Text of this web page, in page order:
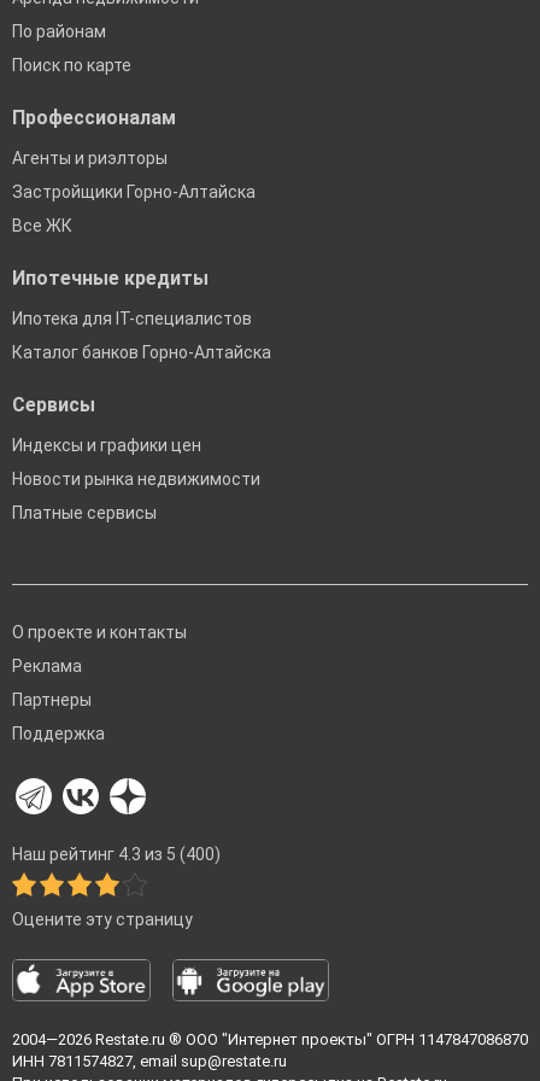
По районам
Поиск по карте
Профессионалам
Агенты и риэлторы
Застройщики Горно-Алтайска
Все ЖК
Ипотечные кредиты
Ипотека для IT-специалистов
Каталог банков Горно-Алтайска
Сервисы
Индексы и графики цен
Новости рынка недвижимости
Платные сервисы
О проекте и контакты
Реклама
Партнеры
Поддержка
Наш рейтинг 4.3 из 5 (400)
Оцените эту страницу
2004—2026 Restate.ru ® ООО "Интернет проекты" ОГРН 1147847086870
ИНН 7811574827, email sup@restate.ru